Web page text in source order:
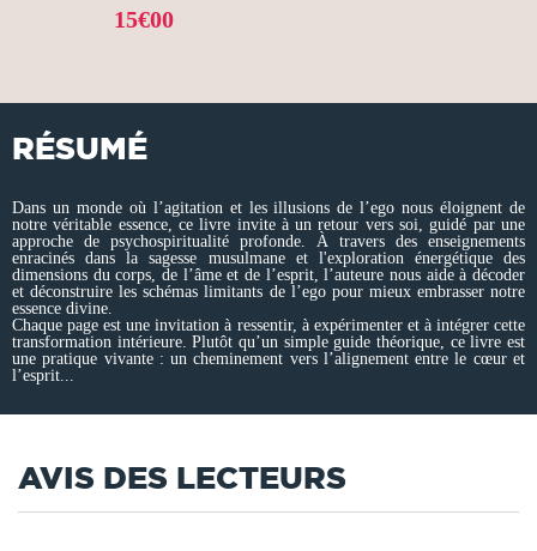
15€00
RÉSUMÉ
Dans un monde où l’agitation et les illusions de l’ego nous éloignent de
notre véritable essence, ce livre invite à un retour vers soi, guidé par une
approche de psychospiritualité profonde. À travers des enseignements
enracinés dans la sagesse musulmane et l'exploration énergétique des
dimensions du corps, de l’âme et de l’esprit, l’auteure nous aide à décoder
et déconstruire les schémas limitants de l’ego pour mieux embrasser notre
essence divine.
Chaque page est une invitation à ressentir, à expérimenter et à intégrer cette
transformation intérieure. Plutôt qu’un simple guide théorique, ce livre est
une pratique vivante : un cheminement vers l’alignement entre le cœur et
l’esprit...
AVIS DES LECTEURS